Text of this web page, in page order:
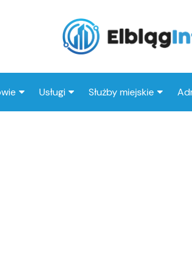
Usługi Służby miejskie